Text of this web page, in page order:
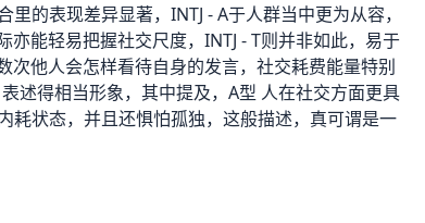
的表现差异显著，INTJ - A于人群当中更为从容，
能轻易把握社交尺度，INTJ - T则并非如此，易于
他人会怎样看待自身的发言，社交耗费能量特别
述得相当形象，其中提及，A型 人在社交方面更具
耗状态，并且还惧怕孤独，这般描述，真可谓是一